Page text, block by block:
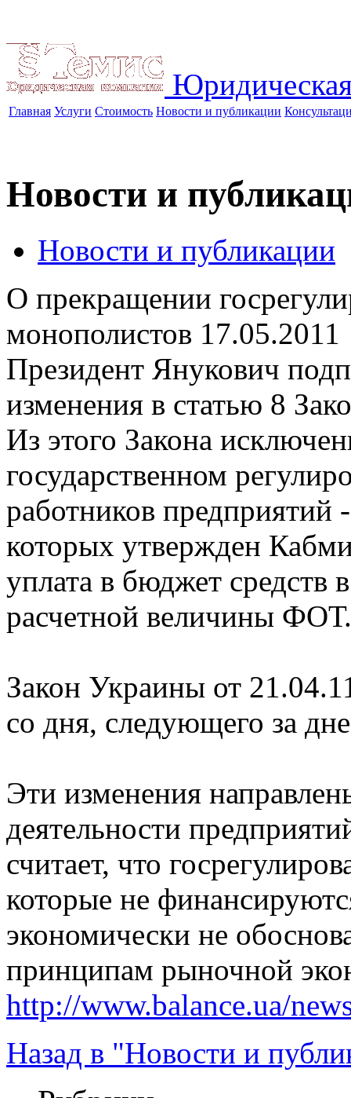
Главная Услуги Стоимость Новости и публикации
Новости и
Новости и публикации
О прекращении
монополистов 17.05.2011
Президент Янукович
изменения в статью 8
Из этого Закона
государственном
работников предприятий
которых утвержден
уплата в бюджет средств
расчетной величины ФОТ.
Закон Украины от
со дня, следующего за
Эти изменения
деятельности
считает, что
которые не
экономически не
принципам рыночной
http://www.balance.ua/
Назад в "Новости и